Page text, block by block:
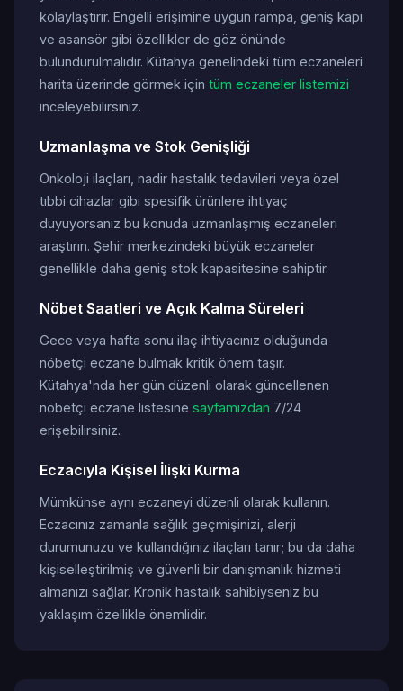
kolaylaştırır. Engelli erişimine uygun rampa, geniş kapı
ve asansör gibi özellikler de göz önünde
bulundurulmalıdır. Kütahya genelindeki tüm eczaneleri
harita üzerinde görmek için tüm eczaneler listemizi
inceleyebilirsiniz.
Uzmanlaşma ve Stok Genişliği
Onkoloji ilaçları, nadir hastalık tedavileri veya özel
tıbbi cihazlar gibi spesifik ürünlere ihtiyaç
duyuyorsanız bu konuda uzmanlaşmış eczaneleri
araştırın. Şehir merkezindeki büyük eczaneler
genellikle daha geniş stok kapasitesine sahiptir.
Nöbet Saatleri ve Açık Kalma Süreleri
Gece veya hafta sonu ilaç ihtiyacınız olduğunda
nöbetçi eczane bulmak kritik önem taşır.
Kütahya'nda her gün düzenli olarak güncellenen
nöbetçi eczane listesine sayfamızdan 7/24
erişebilirsiniz.
Eczacıyla Kişisel İlişki Kurma
Mümkünse aynı eczaneyi düzenli olarak kullanın.
Eczacınız zamanla sağlık geçmişinizi, alerji
durumunuzu ve kullandığınız ilaçları tanır; bu da daha
kişiselleştirilmiş ve güvenli bir danışmanlık hizmeti
almanızı sağlar. Kronik hastalık sahibiyseniz bu
yaklaşım özellikle önemlidir.